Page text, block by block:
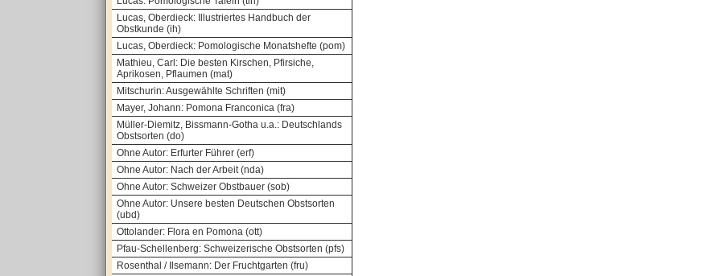
Lucas, Oberdieck: Illustriertes Handbuch der
Obstkunde (ih)
Lucas, Oberdieck: Pomologische Monatshefte (pom)
Mathieu, Carl: Die besten Kirschen, Pfirsiche,
Aprikosen, Pflaumen (mat)
Mitschurin: Ausgewählte Schriften (mit)
Mayer, Johann: Pomona Franconica (fra)
Müller-Diemitz, Bissmann-Gotha u.a.: Deutschlands
Obstsorten (do)
Ohne Autor: Erfurter Führer (erf)
Ohne Autor: Nach der Arbeit (nda)
Ohne Autor: Schweizer Obstbauer (sob)
Ohne Autor: Unsere besten Deutschen Obstsorten
(ubd)
Ottolander: Flora en Pomona (ott)
Pfau-Schellenberg: Schweizerische Obstsorten (pfs)
Rosenthal / Ilsemann: Der Fruchtgarten (fru)